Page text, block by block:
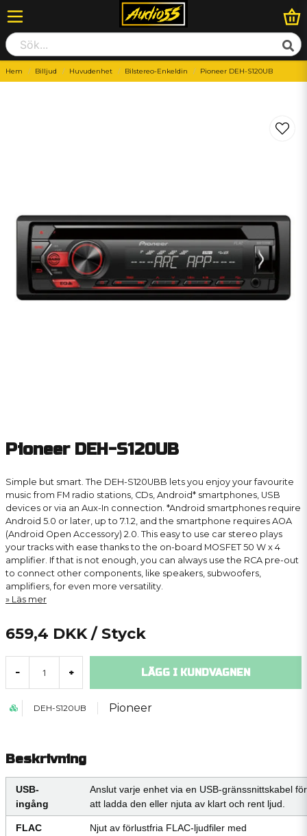
Hem Billjud Huvudenhet Bilstereo-Enkeldin Pioneer DEH-S120UB
Pioneer DEH-S120UB
Simple but smart. The DEH-S120UBB lets you enjoy your favourite
music from FM radio stations, CDs, Android* smartphones, USB
devices or via an Aux-In connection. *Android smartphones require
Android 5.0 or later, up to 7.1.2, and the smartphone requires AOA
(Android Open Accessory) 2.0. This easy to use car stereo plays
your tracks with ease thanks to the on-board MOSFET 50 W x 4
amplifier. If that is not enough, you can always use the RCA pre-out
to connect other components, like speakers, subwoofers,
amplifiers, for even more versatility.
Läs mer
659,4 DKK / Styck
- + LÄGG I KUNDVAGNEN
DEH-S120UB Pioneer
Beskrivning
USB-
ingång
Anslut varje enhet via en USB-gränssnittskabel för
att ladda den eller njuta av klart och rent ljud.
FLAC
Njut av förlustfria FLAC-ljudfiler med